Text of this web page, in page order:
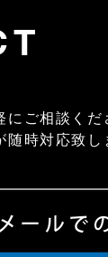
にご相談くだ
随時対応致し